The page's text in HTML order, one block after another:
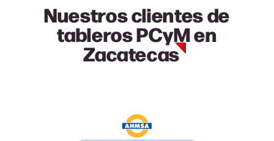
Nuestros clientes de
tableros PCyM en
Zacatecas